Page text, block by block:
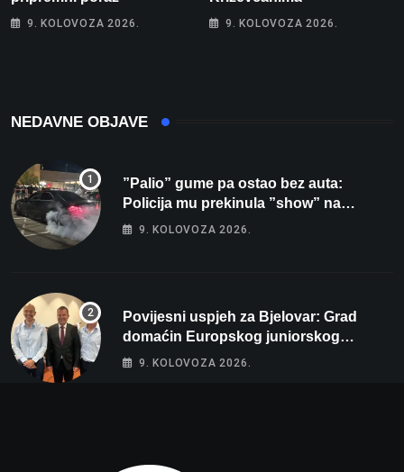
9. KOLOVOZA 2026. 9. KOLOVOZA 2026.
NEDAVNE OBJAVE
”Palio” gume pa ostao bez auta:
Policija mu prekinula ”show” na
parkingu u Bjelovaru
9. KOLOVOZA 2026.
Povijesni uspjeh za Bjelovar: Grad
domaćin Europskog juniorskog
prvenstva u plivanju 2027!
9. KOLOVOZA 2026.